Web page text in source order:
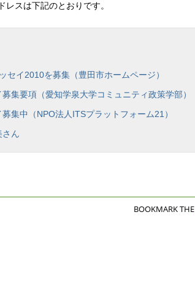
レスは下記のとおりです。
セイ2010を募集（豊田市ホームページ）
集要項（愛知学泉大学コミュニティ政策学部）
集中（NPO法人ITSプラットフォーム21）
ん
BOOKMARK THE